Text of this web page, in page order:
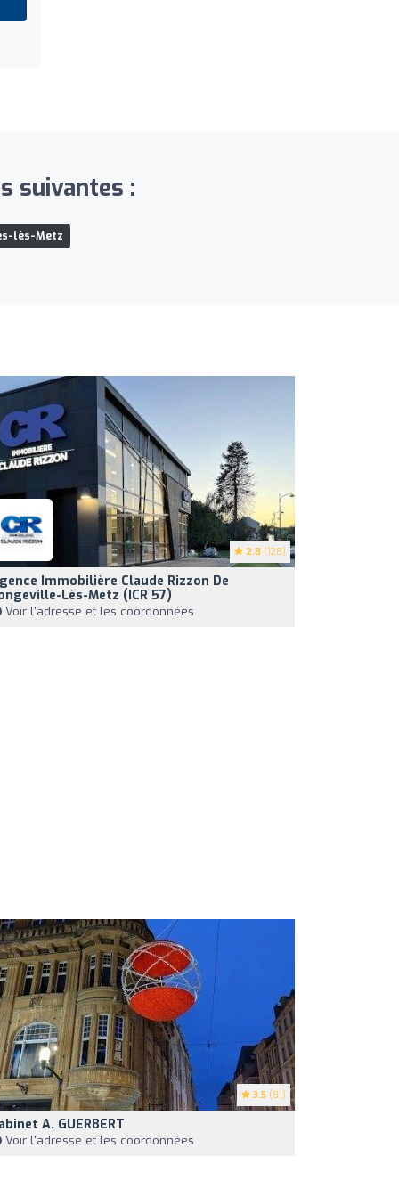
suivantes :
lès-Metz
2.8 (128)
Immobilière Claude Rizzon De
Lès-Metz (ICR 57)
Voir l'adresse et les coordonnées
3.5 (81)
A. GUERBERT
Voir l'adresse et les coordonnées